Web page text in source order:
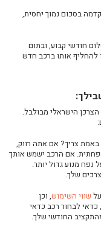
לפעילות שלך
בסכום נמוך יחסית,
חודשי קבוע, ובתום
להחליף אותו ברכב חדש
הישראלי מבולבל.
באמת צריך? אם אתה רווק,
אם הרכב ישמש אותך
נפח מנוע גדול יותר.
שלך.
שווי השימוש, וכן
לבחור רכב כדאי
החודשי שלך.